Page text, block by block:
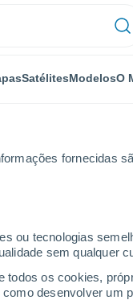
fornecidas
ou tecnologias
sem qualquer
todos os cookies,
desenvolver um
SatélitesModelosO